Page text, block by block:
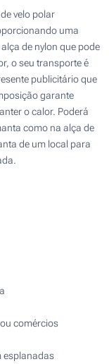
velo polar
uma
de nylon que pode
o seu transporte é
publicitário que
garante
o calor. Poderá
como na alça de
de um local para
comércios
esplanadas